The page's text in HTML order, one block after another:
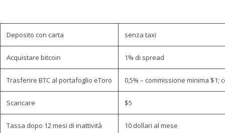
Deposito con carta senza taxi
Acquistare bitcoin 1% di spread
Trasferire BTC al portafoglio eToro 0,5% – commissione minima $1;
Scaricare $5
Tassa dopo 12 mesi di inattività 10 dollari al mese